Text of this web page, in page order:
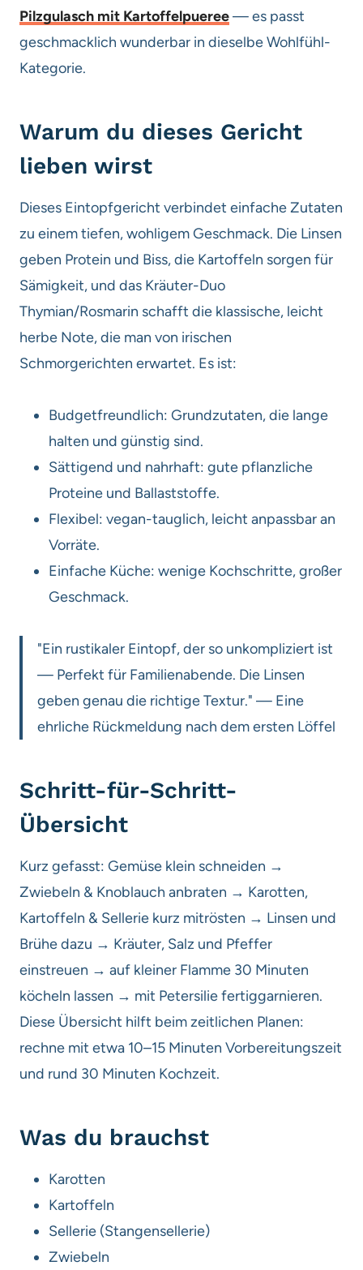
Pilzgulasch mit Kartoffelpueree— es passt
geschmacklich wunderbar in dieselbe Wohlfühl-
Kategorie.
Warum du dieses Gericht
lieben wirst
Dieses Eintopfgericht verbindet einfache Zutaten
zu einem tiefen, wohligem Geschmack. Die Linsen
geben Protein und Biss, die Kartoffeln sorgen für
Sämigkeit, und das Kräuter-Duo
Thymian/Rosmarin schafft die klassische, leicht
herbe Note, die man von irischen
Schmorgerichten erwartet. Es ist:
Budgetfreundlich: Grundzutaten, die lange
halten und günstig sind.
Sättigend und nahrhaft: gute pflanzliche
Proteine und Ballaststoffe.
Flexibel: vegan-tauglich, leicht anpassbar an
Vorräte.
Einfache Küche: wenige Kochschritte, großer
Geschmack.
"Ein rustikaler Eintopf, der so unkompliziert ist
— Perfekt für Familienabende. Die Linsen
geben genau die richtige Textur." — Eine
ehrliche Rückmeldung nach dem ersten Löffel
Schritt-für-Schritt-
Übersicht
Kurz gefasst: Gemüse klein schneiden →
Zwiebeln & Knoblauch anbraten → Karotten,
Kartoffeln & Sellerie kurz mitrösten → Linsen und
Brühe dazu → Kräuter, Salz und Pfeffer
einstreuen → auf kleiner Flamme 30 Minuten
köcheln lassen → mit Petersilie fertiggarnieren.
Diese Übersicht hilft beim zeitlichen Planen:
rechne mit etwa 10–15 Minuten Vorbereitungszeit
und rund 30 Minuten Kochzeit.
Was du brauchst
Karotten
Kartoffeln
Sellerie (Stangensellerie)
Zwiebeln